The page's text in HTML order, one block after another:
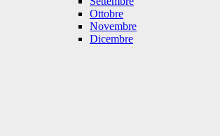
Ottobre
Novembre
Dicembre